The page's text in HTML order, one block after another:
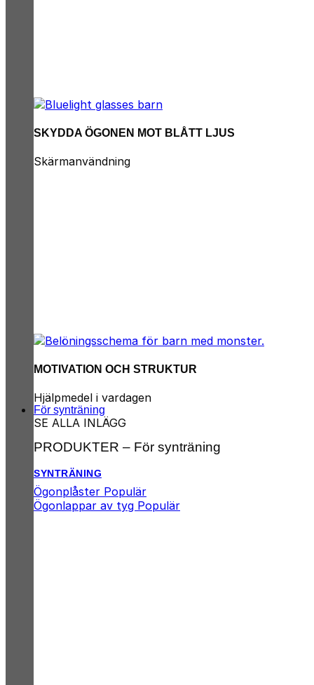
SKYDDA ÖGONEN MOT BLÅTT LJUS
Skärmanvändning
MOTIVATION OCH STRUKTUR
Hjälpmedel i vardagen
SE ALLA INLÄGG
För synträning
PRODUKTER – För synträning
SYNTRÄNING
Ögonplåster
Ögonlappar av tyg